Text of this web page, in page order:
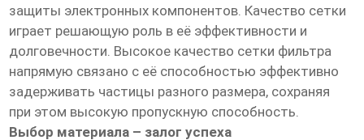
защиты электронных компонентов. Качество сетки
играет решающую роль в её эффективности и
долговечности. Высокое качество сетки фильтра
напрямую связано с её способностью эффективно
задерживать частицы разного размера, сохраняя
при этом высокую пропускную способность.
Выбор материала – залог успеха